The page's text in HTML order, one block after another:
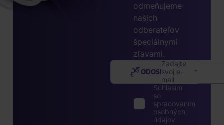
odmeňujeme
našich
odberateľov
špeciálnymi
zľavami.
Zadajte
svoj e-
mail
ODOSLAŤ
Súhlasím
so
spracovaním
osobných
údajov